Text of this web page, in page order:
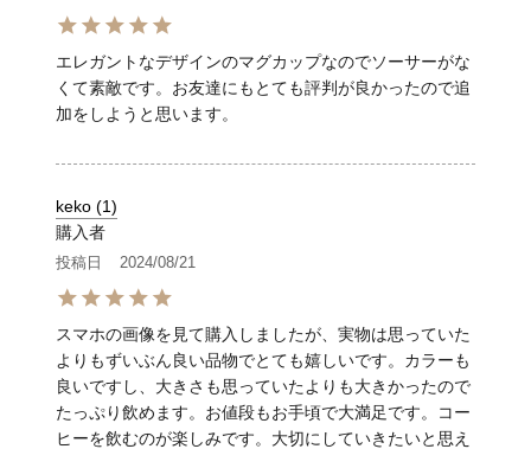
エレガントなデザインのマグカップなのでソーサーがな
くて素敵です。お友達にもとても評判が良かったので追
加をしようと思います。
keko 1
購入者
投稿日 2024/08/21
スマホの画像を見て購入しましたが、実物は思っていた
よりもずいぶん良い品物でとても嬉しいです。カラーも
良いですし、大きさも思っていたよりも大きかったので
たっぷり飲めます。お値段もお手頃で大満足です。コー
ヒーを飲むのが楽しみです。大切にしていきたいと思え